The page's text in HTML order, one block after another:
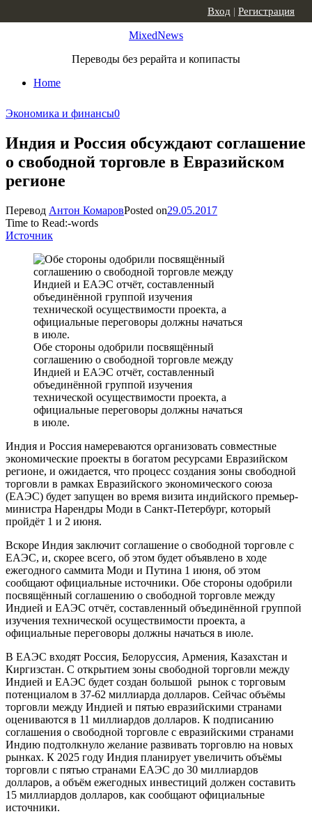
MixedNews
Переводы без рерайта и копипасты
Home
Вход | Регистрация
Экономика и финансы0
Индия и Россия обсуждают соглашение
о свободной торговле в Евразийском
регионе
Перевод Антон КомаровPosted on29.05.2017
Time to Read:-words
Источник
Обе стороны одобрили посвящённый
соглашению о свободной торговле между
Индией и ЕАЭС отчёт, составленный
объединённой группой изучения
технической осуществимости проекта, а
официальные переговоры должны начаться
в июле.
Индия и Россия намереваются организовать совместные
экономические проекты в богатом ресурсами Евразийском
регионе, и ожидается, что процесс создания зоны свободной
торговли в рамках Евразийского экономического союза
(ЕАЭС) будет запущен во время визита индийского премьер-
министра Нарендры Моди в Санкт-Петербург, который
пройдёт 1 и 2 июня.
Вскоре Индия заключит соглашение о свободной торговле с
ЕАЭС, и, скорее всего, об этом будет объявлено в ходе
ежегодного саммита Моди и Путина 1 июня, об этом
сообщают официальные источники. Обе стороны одобрили
посвящённый соглашению о свободной торговле между
Индией и ЕАЭС отчёт, составленный объединённой группой
изучения технической осуществимости проекта, а
официальные переговоры должны начаться в июле.
В ЕАЭС входят Россия, Белоруссия, Армения, Казахстан и
Киргизстан. С открытием зоны свободной торговли между
Индией и ЕАЭС будет создан большой рынок с торговым
потенциалом в 37-62 миллиарда долларов. Сейчас объёмы
торговли между Индией и пятью евразийскими странами
оцениваются в 11 миллиардов долларов. К подписанию
соглашения о свободной торговле с евразийскими странами
Индию подтолкнуло желание развивать торговлю на новых
рынках. К 2025 году Индия планирует увеличить объёмы
торговли с пятью странами ЕАЭС до 30 миллиардов
долларов, а объём ежегодных инвестиций должен составить
15 миллиардов долларов, как сообщают официальные
источники.